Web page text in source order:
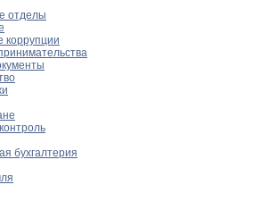
отделы
коррупции
бухгалтерия